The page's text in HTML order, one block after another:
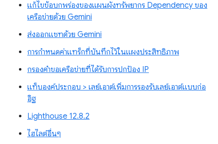
แก้ไขข้อบกพร่องของแผนผังทรัพยากร Dependency ของ
เครือข่ายด้วย Gemini
ส่งออกแชทด้วย Gemini
การกำหนดค่าแทร็กที่บันทึกไว้ในแผงประสิทธิภาพ
กรองคำขอเครือข่ายที่ได้รับการปกป้อง IP
แท็บองค์ประกอบ > เลย์เอาต์เพิ่มการรองรับเลย์เอาต์แบบก่อ
อิฐ
Lighthouse 12.8.2
ไฮไลต์อื่นๆ